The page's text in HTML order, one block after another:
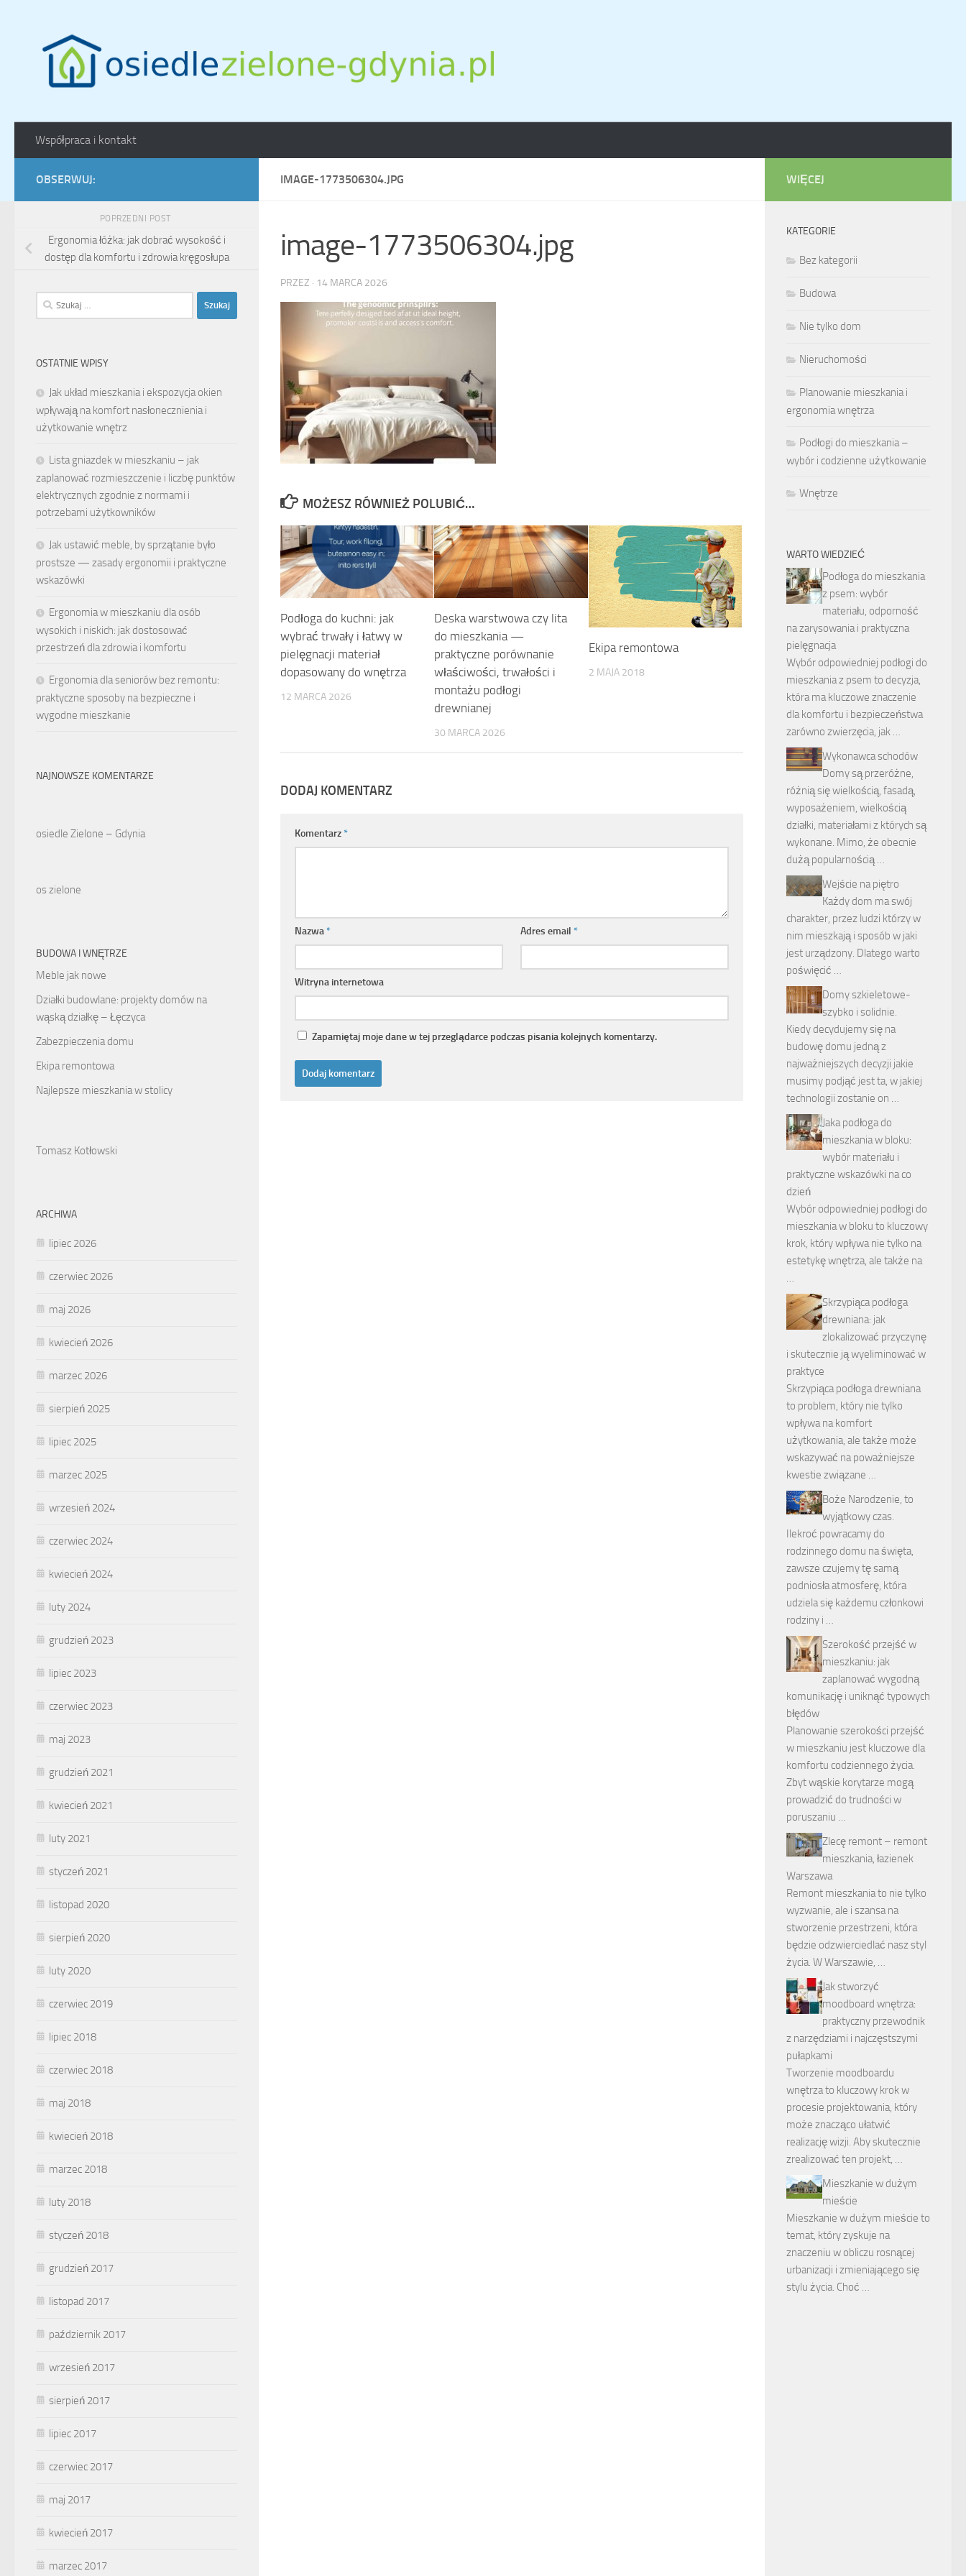
Współpraca i kontakt
IMAGE-1773506304.JPG
image-1773506304.jpg
PRZEZ · 14 MARCA 2026
MOŻESZ RÓWNIEŻ POLUBIĆ…
Podłoga do kuchni: jak
wybrać trwały i łatwy w
pielęgnacji materiał
dopasowany do wnętrza
12 MARCA 2026
Deska warstwowa czy lita
do mieszkania —
praktyczne porównanie
właściwości, trwałości i
montażu podłogi
drewnianej
30 MARCA 2026
Ekipa remontowa
2 MAJA 2018
DODAJ KOMENTARZ
Komentarz*
Nazwa* Adres email*
Witryna internetowa
Zapamiętaj moje dane w tej przeglądarce podczas pisania kolejnych komentarzy.
OBSERWUJ:
POPRZEDNI POST
Ergonomia łóżka: jak dobrać wysokość i
dostęp dla komfortu i zdrowia kręgosłupa
Szukaj:
OSTATNIE WPISY
Jak układ mieszkania i ekspozycja okien
wpływają na komfort nasłonecznienia i
użytkowanie wnętrz
Lista gniazdek w mieszkaniu – jak
zaplanować rozmieszczenie i liczbę punktów
elektrycznych zgodnie z normami i
potrzebami użytkowników
Jak ustawić meble, by sprzątanie było
prostsze — zasady ergonomii i praktyczne
wskazówki
Ergonomia w mieszkaniu dla osób
wysokich i niskich: jak dostosować
przestrzeń dla zdrowia i komfortu
Ergonomia dla seniorów bez remontu:
praktyczne sposoby na bezpieczne i
wygodne mieszkanie
NAJNOWSZE KOMENTARZE
osiedle Zielone – Gdynia
os zielone
BUDOWA I WNĘTRZE
Meble jak nowe
Działki budowlane: projekty domów na
wąską działkę – Łęczyca
Zabezpieczenia domu
Ekipa remontowa
Najlepsze mieszkania w stolicy
Tomasz Kotłowski
ARCHIWA
lipiec 2026
czerwiec 2026
maj 2026
kwiecień 2026
marzec 2026
sierpień 2025
lipiec 2025
marzec 2025
wrzesień 2024
czerwiec 2024
kwiecień 2024
luty 2024
grudzień 2023
lipiec 2023
czerwiec 2023
maj 2023
grudzień 2021
kwiecień 2021
luty 2021
styczeń 2021
listopad 2020
sierpień 2020
luty 2020
czerwiec 2019
lipiec 2018
czerwiec 2018
maj 2018
kwiecień 2018
marzec 2018
luty 2018
styczeń 2018
grudzień 2017
listopad 2017
październik 2017
wrzesień 2017
sierpień 2017
lipiec 2017
czerwiec 2017
maj 2017
kwiecień 2017
marzec 2017
WIĘCEJ
KATEGORIE
Bez kategorii
Budowa
Nie tylko dom
Nieruchomości
Planowanie mieszkania i
ergonomia wnętrza
Podłogi do mieszkania –
wybór i codzienne użytkowanie
Wnętrze
WARTO WIEDZIEĆ
Podłoga do mieszkania
z psem: wybór
materiału, odporność
na zarysowania i praktyczna
pielęgnacja
Wybór odpowiedniej podłogi do
mieszkania z psem to decyzja,
która ma kluczowe znaczenie
dla komfortu i bezpieczeństwa
zarówno zwierzęcia, jak …
Wykonawca schodów
Domy są przeróżne,
różnią się wielkością, fasadą,
wyposażeniem, wielkością
działki, materiałami z których są
wykonane. Mimo, że obecnie
dużą popularnością …
Wejście na piętro
Każdy dom ma swój
charakter, przez ludzi którzy w
nim mieszkają i sposób w jaki
jest urządzony. Dlatego warto
poświęcić …
Domy szkieletowe-
szybko i solidnie.
Kiedy decydujemy się na
budowę domu jedną z
najważniejszych decyzji jakie
musimy podjąć jest ta, w jakiej
technologii zostanie on …
Jaka podłoga do
mieszkania w bloku:
wybór materiału i
praktyczne wskazówki na co
dzień
Wybór odpowiedniej podłogi do
mieszkania w bloku to kluczowy
krok, który wpływa nie tylko na
estetykę wnętrza, ale także na
…
Skrzypiąca podłoga
drewniana: jak
zlokalizować przyczynę
i skutecznie ją wyeliminować w
praktyce
Skrzypiąca podłoga drewniana
to problem, który nie tylko
wpływa na komfort
użytkowania, ale także może
wskazywać na poważniejsze
kwestie związane …
Boże Narodzenie, to
wyjątkowy czas.
Ilekroć powracamy do
rodzinnego domu na święta,
zawsze czujemy tę samą
podniosła atmosferę, która
udziela się każdemu członkowi
rodziny i …
Szerokość przejść w
mieszkaniu: jak
zaplanować wygodną
komunikację i uniknąć typowych
błędów
Planowanie szerokości przejść
w mieszkaniu jest kluczowe dla
komfortu codziennego życia.
Zbyt wąskie korytarze mogą
prowadzić do trudności w
poruszaniu …
Zlecę remont – remont
mieszkania, łazienek
Warszawa
Remont mieszkania to nie tylko
wyzwanie, ale i szansa na
stworzenie przestrzeni, która
będzie odzwierciedlać nasz styl
życia. W Warszawie, …
Jak stworzyć
moodboard wnętrza:
praktyczny przewodnik
z narzędziami i najczęstszymi
pułapkami
Tworzenie moodboardu
wnętrza to kluczowy krok w
procesie projektowania, który
może znacząco ułatwić
realizację wizji. Aby skutecznie
zrealizować ten projekt, …
Mieszkanie w dużym
mieście
Mieszkanie w dużym mieście to
temat, który zyskuje na
znaczeniu w obliczu rosnącej
urbanizacji i zmieniającego się
stylu życia. Choć …